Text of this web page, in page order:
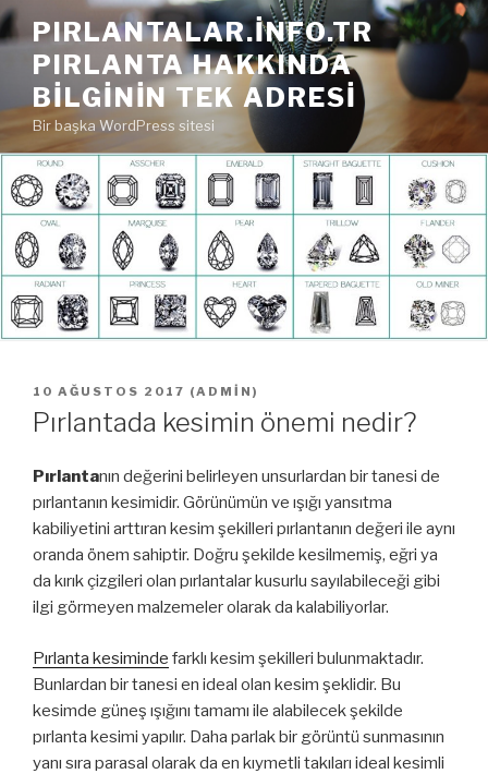
İçeriğe
geç PIRLANTALAR.INFO.TR
PIRLANTA HAKKINDA
BILGININ TEK ADRESI
Bir başka WordPress sitesi
YAYIM
TARIHI
10 AĞUSTOS 2017 (ADMIN )
Pırlantada kesimin önemi nedir?
Pırlantanın değerini belirleyen unsurlardan bir tanesi de
pırlantanın kesimidir. Görünümün ve ışığı yansıtma
kabiliyetini arttıran kesim şekilleri pırlantanın değeri ile aynı
oranda önem sahiptir. Doğru şekilde kesilmemiş, eğri ya
da kırık çizgileri olan pırlantalar kusurlu sayılabileceği gibi
ilgi görmeyen malzemeler olarak da kalabiliyorlar.
Pırlanta kesiminde farklı kesim şekilleri bulunmaktadır.
Bunlardan bir tanesi en ideal olan kesim şeklidir. Bu
kesimde güneş ışığını tamamı ile alabilecek şekilde
pırlanta kesimi yapılır. Daha parlak bir görüntü sunmasının
yanı sıra parasal olarak da en kıymetli takıları ideal kesimli